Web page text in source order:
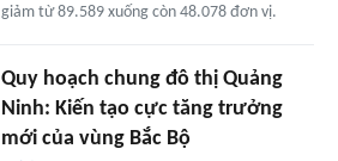
giảm từ 89.589 xuống còn 48.078 đơn vị.
Quy hoạch chung đô thị Quảng
Ninh: Kiến tạo cực tăng trưởng
mới của vùng Bắc Bộ